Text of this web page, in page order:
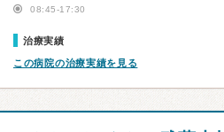
08:45-17:30
治療実績
この病院の治療実績を見る